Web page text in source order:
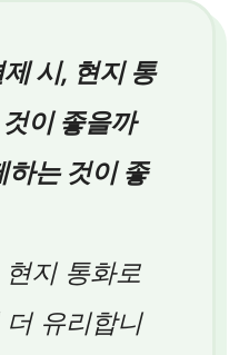
시, 현지 통
이 좋을까
하는 것이 좋
지 통화로
유리합니